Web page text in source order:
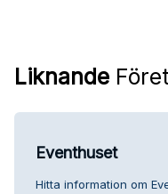
Liknande
Eventhuset
Hitta information om